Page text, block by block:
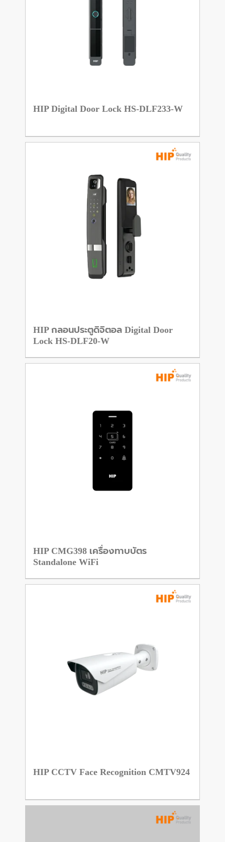
HIP Digital Door Lock HS-DLF233-W
HIP กลอนประตูดิจิตอล Digital Door
Lock HS-DLF20-W
HIP CMG398 เครื่องทาบบัตร
Standalone WiFi
HIP CCTV Face Recognition CMTV924